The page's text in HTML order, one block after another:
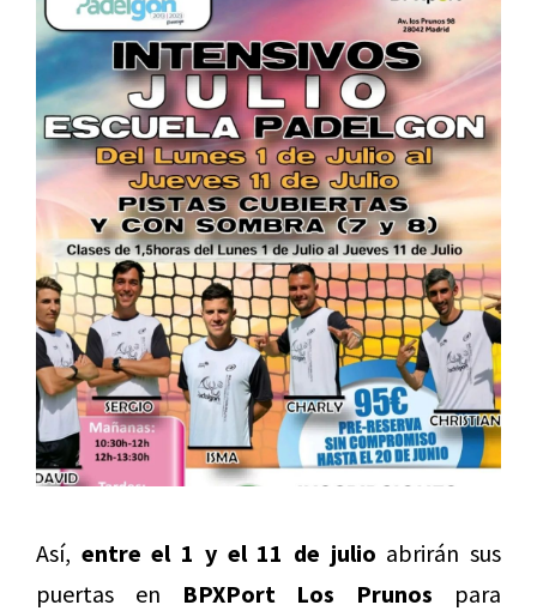
Así, entre el 1 y el 11 de julio abrirán sus
puertas en BPXPort Los Prunos para